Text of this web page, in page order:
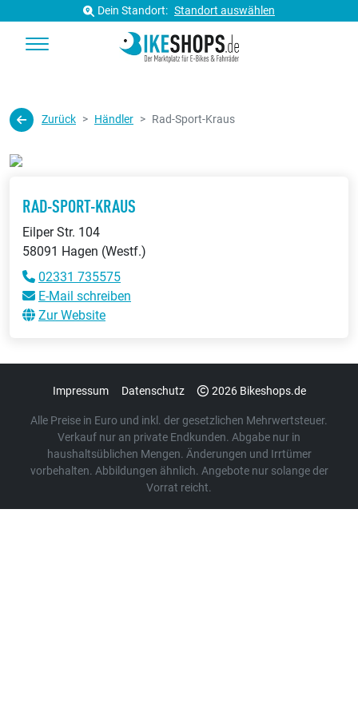
Dein Standort: Standort auswählen
Zurück Händler Rad-Sport-Kraus
RAD-SPORT-KRAUS
Eilper Str. 104
58091 Hagen (Westf.)
02331 735575
E-Mail schreiben
Zur Website
Impressum Datenschutz 2026 Bikeshops.de
Alle Preise in Euro und inkl. der gesetzlichen Mehrwertsteuer.
Verkauf nur an private Endkunden. Abgabe nur in
haushaltsüblichen Mengen. Änderungen und Irrtümer
vorbehalten. Abbildungen ähnlich. Angebote nur solange der
Vorrat reicht.